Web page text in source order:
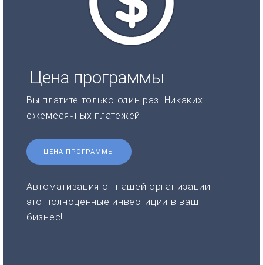
Цена программы
Вы платите только один раз. Никаких
ежемесячных платежей!
ЦЕНА ПРОГРАММЫ
Автоматизация от нашей организации –
это полноценные инвестиции в ваш
бизнес!